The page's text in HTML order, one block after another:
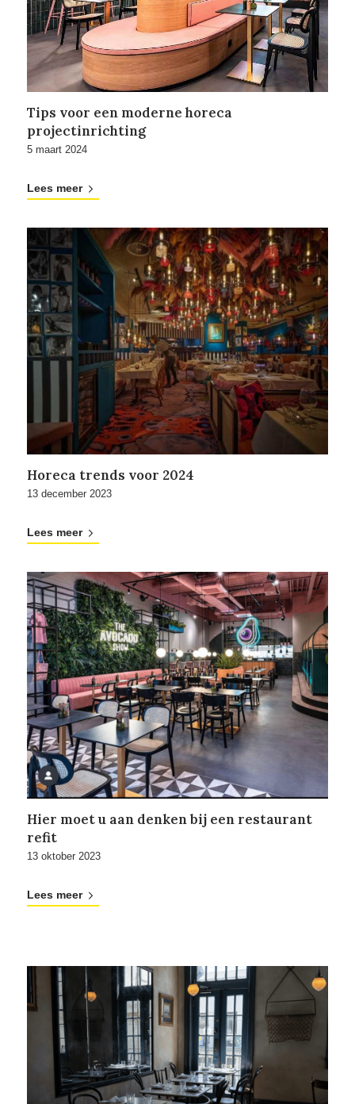
Tips voor een moderne horeca
projectinrichting
5 maart 2024
Lees meer
Horeca trends voor 2024
13 december 2023
Lees meer
Hier moet u aan denken bij een restaurant
refit
13 oktober 2023
Lees meer